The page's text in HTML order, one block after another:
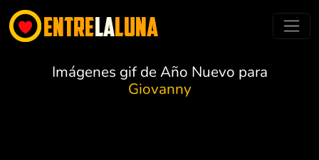
Imágenes gif de Año Nuevo para
Giovanny